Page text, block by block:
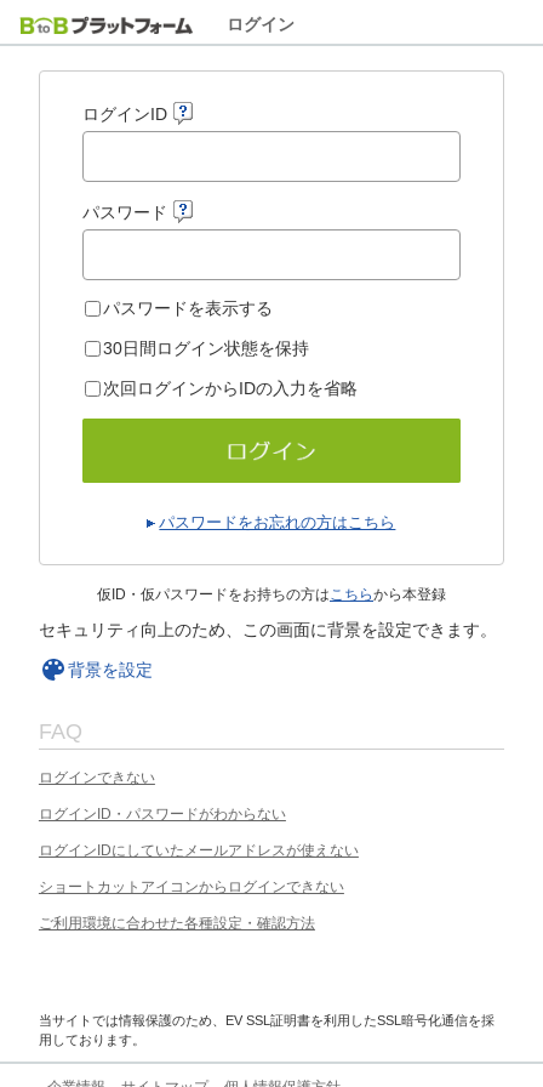
ログイン
ログインID
パスワード
パスワードを表示する
30日間ログイン状態を保持
次回ログインからIDの入力を省略
パスワードをお忘れの方はこちら
仮ID・仮パスワードをお持ちの方はこちらから本登録
セキュリティ向上のため、この画面に背景を設定できます。
背景を設定
FAQ
ログインできない
ログインID・パスワードがわからない
ログインIDにしていたメールアドレスが使えない
ショートカットアイコンからログインできない
ご利用環境に合わせた各種設定・確認方法
当サイトでは情報保護のため、EV SSL証明書を利用したSSL暗号化通信を採
用しております。